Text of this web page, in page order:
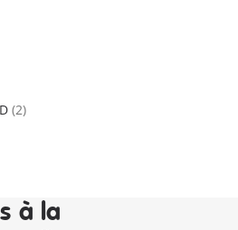
(2)
à la